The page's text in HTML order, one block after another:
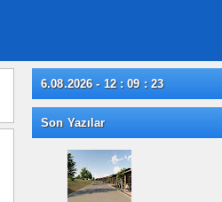
6.08.2026 - 12 : 09 : 23
Son Yazılar